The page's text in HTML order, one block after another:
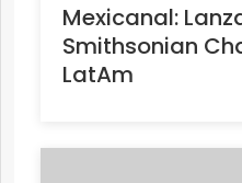
Mexicanal:
Smithsonian
LatAm